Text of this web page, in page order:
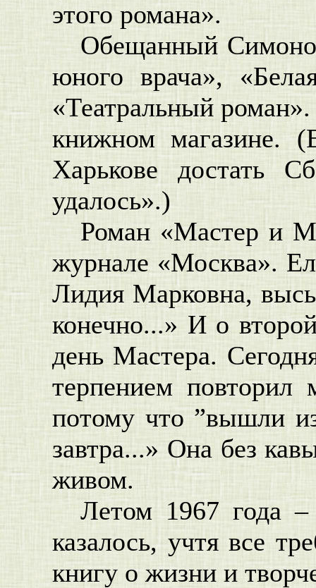
этого романа».
Обещанный
юного врача»,
«Театральный
книжном магазине.
Харькове достать
удалось».)
Роман «Мастер и
журнале «Москва».
Лидия Марковна,
конечно...» И о
день Мастера.
терпением
потому что ”вышли
завтра...» Она без
живом.
Летом 1967 года
казалось, учтя все
книгу о жизни и